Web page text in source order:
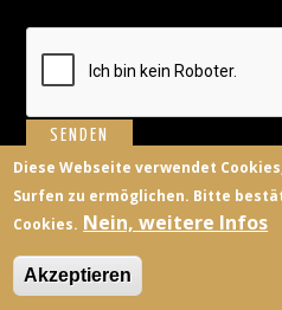
BILDUNGSANBIETER KONTAKT
Diese Webseite verwendet
Surfen zu ermöglichen. Bitte
Cookies. Nein, weitere Infos
Akzeptieren